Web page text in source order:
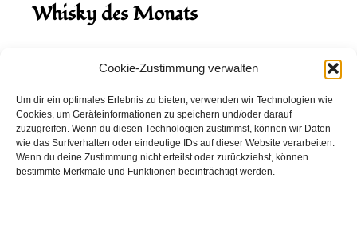
Cookie-Zustimmung verwalten
Um dir ein optimales Erlebnis zu bieten, verwenden wir Technologien wie
Cookies, um Geräteinformationen zu speichern und/oder darauf
zuzugreifen. Wenn du diesen Technologien zustimmst, können wir Daten
wie das Surfverhalten oder eindeutige IDs auf dieser Website verarbeiten.
Wenn du deine Zustimmung nicht erteilst oder zurückziehst, können
bestimmte Merkmale und Funktionen beeinträchtigt werden.
Whisky des Monats
August 2026
Hinch Double Wood
Destillerie:Hinch(Irland)
Single Malt, 43.0%
Peated: Nein